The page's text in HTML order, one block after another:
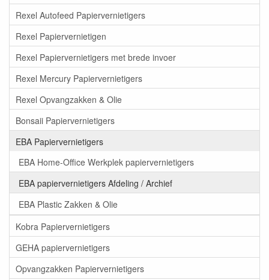
Rexel Autofeed Papiervernietigers
Rexel Papiervernietigen
Rexel Papiervernietigers met brede invoer
Rexel Mercury Papiervernietigers
Rexel Opvangzakken & Olie
Bonsaii Papiervernietigers
EBA Papiervernietigers
EBA Home-Office Werkplek papiervernietigers
EBA papiervernietigers Afdeling / Archief
EBA Plastic Zakken & Olie
Kobra Papiervernietigers
GEHA papiervernietigers
Opvangzakken Papiervernietigers